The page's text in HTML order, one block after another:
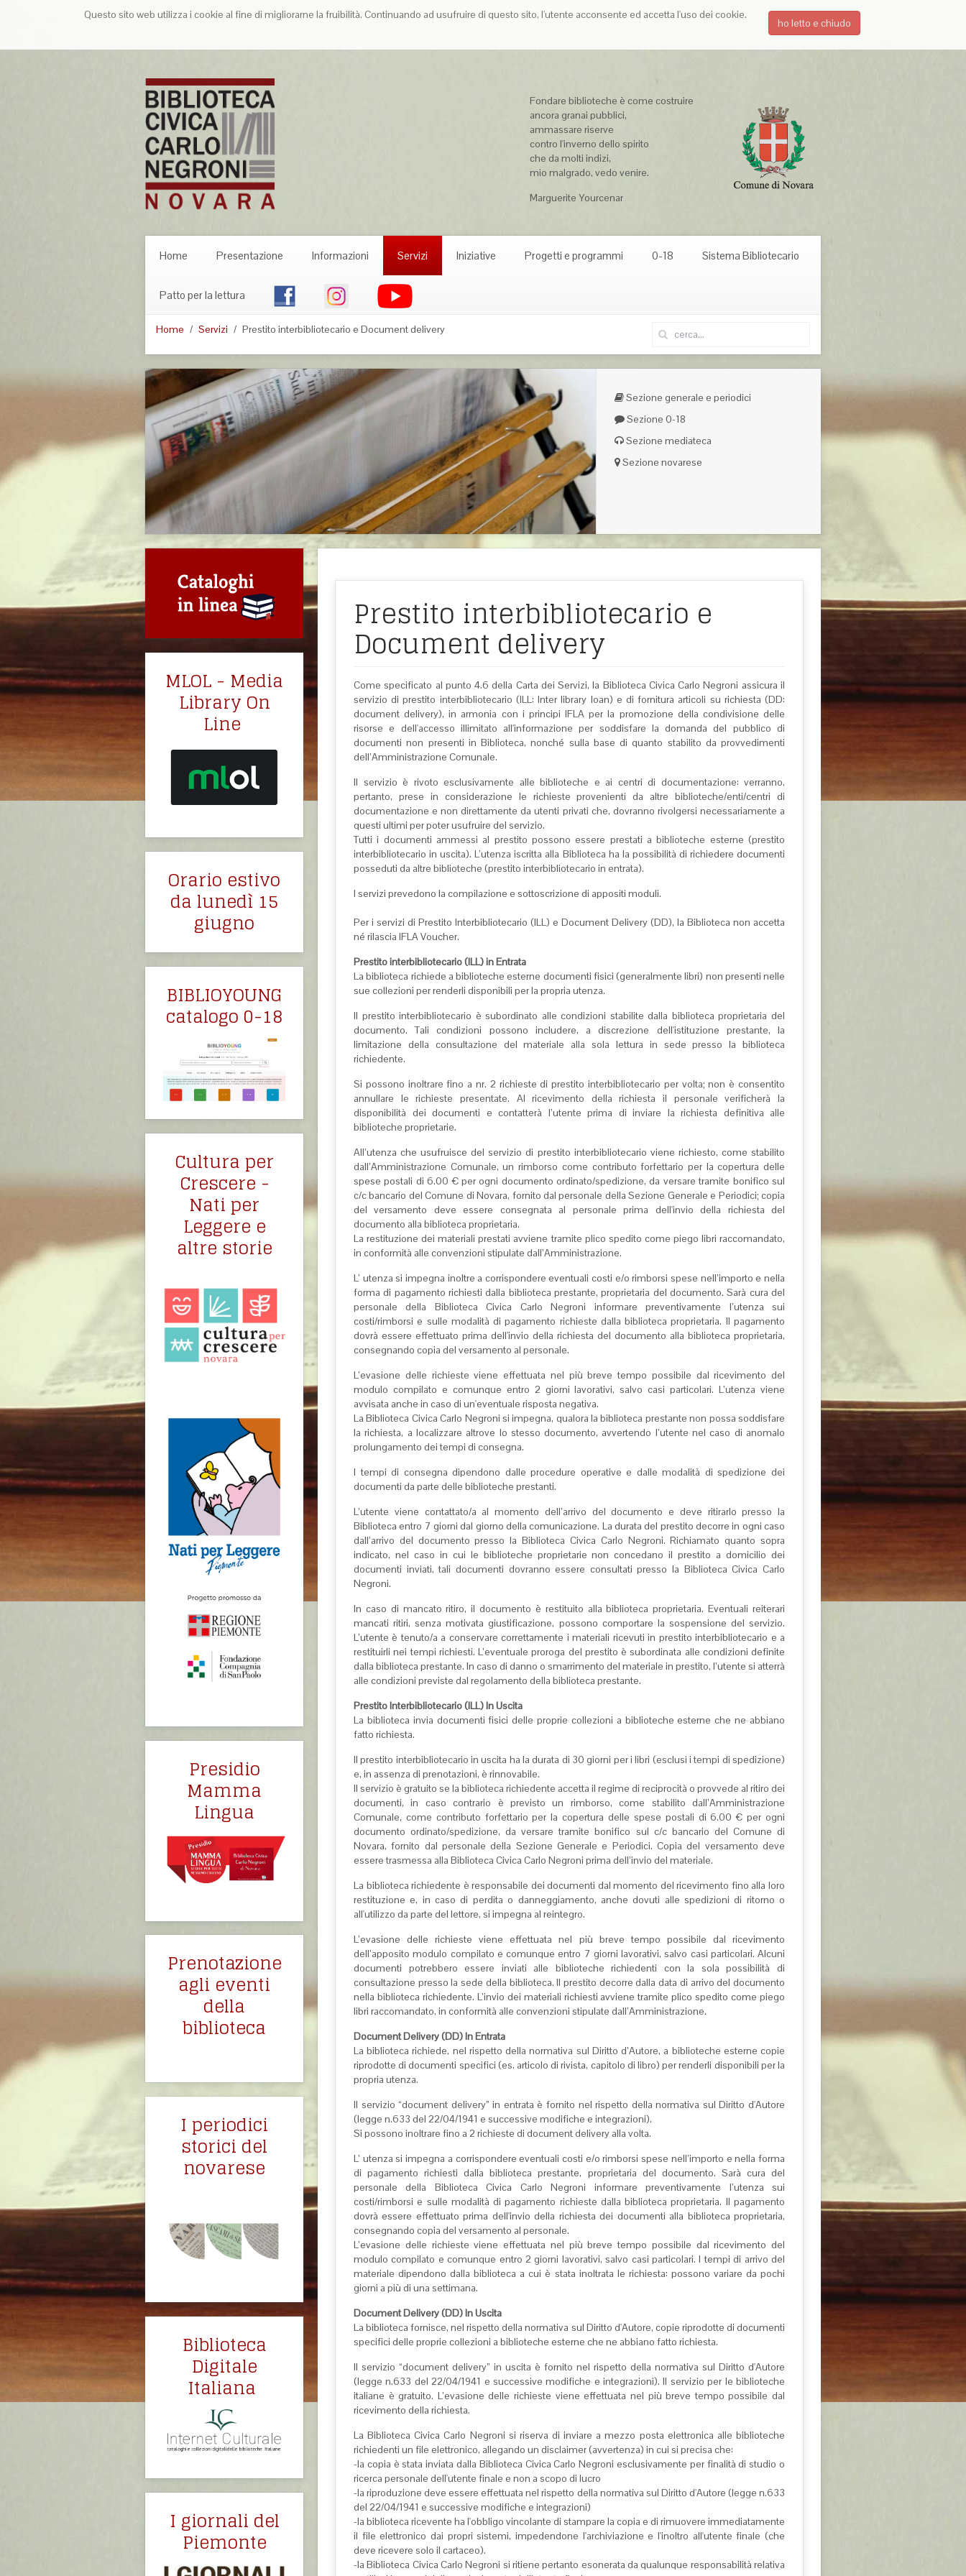
Questo sito web utilizza i cookie al fine di migliorarne la fruibilità. Continuando ad usufruire di questo sito, l'utente acconsente ed accetta l'uso dei cookie.
ho letto e chiudo
Fondare biblioteche è come costruire
ancora granai pubblici,
ammassare riserve
contro l'inverno dello spirito
che da molti indizi,
mio malgrado, vedo venire.
Marguerite Yourcenar
Home Presentazione Informazioni Servizi Iniziative Progetti e programmi 0-18 Sistema Bibliotecario
Patto per la lettura
Home Servizi Prestito interbibliotecario e Document delivery
Sezione generale e periodici
Sezione 0-18
Sezione mediateca
Sezione novarese
Prestito interbibliotecario e
Document delivery
Come specificato al punto 4.6 della Carta dei Servizi, la Biblioteca Civica Carlo Negroni assicura il
servizio di prestito interbibliotecario (ILL: Inter library loan) e di fornitura articoli su richiesta (DD:
document delivery), in armonia con i principi IFLA per la promozione della condivisione delle
risorse e dell'accesso illimitato all'informazione per soddisfare la domanda del pubblico di
documenti non presenti in Biblioteca, nonché sulla base di quanto stabilito da provvedimenti
dell’Amministrazione Comunale.
Il servizio è rivoto esclusivamente alle biblioteche e ai centri di documentazione: verranno,
pertanto, prese in considerazione le richieste provenienti da altre biblioteche/enti/centri di
documentazione e non direttamente da utenti privati che, dovranno rivolgersi necessariamente a
questi ultimi per poter usufruire del servizio.
Tutti i documenti ammessi al prestito possono essere prestati a biblioteche esterne (prestito
interbibliotecario in uscita). L’utenza iscritta alla Biblioteca ha la possibilità di richiedere documenti
posseduti da altre biblioteche (prestito interbibliotecario in entrata).
I servizi prevedono la compilazione e sottoscrizione di appositi moduli.
Per i servizi di Prestito Interbibliotecario (ILL) e Document Delivery (DD), la Biblioteca non accetta
né rilascia IFLA Voucher.
Prestito interbibliotecario (ILL) in Entrata
La biblioteca richiede a biblioteche esterne documenti fisici (generalmente libri) non presenti nelle
sue collezioni per renderli disponibili per la propria utenza.
Il prestito interbibliotecario è subordinato alle condizioni stabilite dalla biblioteca proprietaria del
documento. Tali condizioni possono includere, a discrezione dell'istituzione prestante, la
limitazione della consultazione del materiale alla sola lettura in sede presso la biblioteca
richiedente.
Si possono inoltrare fino a nr. 2 richieste di prestito interbibliotecario per volta; non è consentito
annullare le richieste presentate. Al ricevimento della richiesta il personale verificherà la
disponibilità dei documenti e contatterà l’utente prima di inviare la richiesta definitiva alle
biblioteche proprietarie.
All’utenza che usufruisce del servizio di prestito interbibliotecario viene richiesto, come stabilito
dall’Amministrazione Comunale, un rimborso come contributo forfettario per la copertura delle
spese postali di 6.00 € per ogni documento ordinato/spedizione, da versare tramite bonifico sul
c/c bancario del Comune di Novara, fornito dal personale della Sezione Generale e Periodici; copia
del versamento deve essere consegnata al personale prima dell'invio della richiesta del
documento alla biblioteca proprietaria.
La restituzione dei materiali prestati avviene tramite plico spedito come piego libri raccomandato,
in conformità alle convenzioni stipulate dall’Amministrazione.
L’ utenza si impegna inoltre a corrispondere eventuali costi e/o rimborsi spese nell’importo e nella
forma di pagamento richiesti dalla biblioteca prestante, proprietaria del documento. Sarà cura del
personale della Biblioteca Civica Carlo Negroni informare preventivamente l’utenza sui
costi/rimborsi e sulle modalità di pagamento richieste dalla biblioteca proprietaria. Il pagamento
dovrà essere effettuato prima dell'invio della richiesta del documento alla biblioteca proprietaria,
consegnando copia del versamento al personale.
L’evasione delle richieste viene effettuata nel più breve tempo possibile dal ricevimento del
modulo compilato e comunque entro 2 giorni lavorativi, salvo casi particolari. L’utenza viene
avvisata anche in caso di un'eventuale risposta negativa.
La Biblioteca Civica Carlo Negroni si impegna, qualora la biblioteca prestante non possa soddisfare
la richiesta, a localizzare altrove lo stesso documento, avvertendo l’utente nel caso di anomalo
prolungamento dei tempi di consegna.
I tempi di consegna dipendono dalle procedure operative e dalle modalità di spedizione dei
documenti da parte delle biblioteche prestanti.
L’utente viene contattato/a al momento dell’arrivo del documento e deve ritirarlo presso la
Biblioteca entro 7 giorni dal giorno della comunicazione. La durata del prestito decorre in ogni caso
dall’arrivo del documento presso la Biblioteca Civica Carlo Negroni. Richiamato quanto sopra
indicato, nel caso in cui le biblioteche proprietarie non concedano il prestito a domicilio dei
documenti inviati, tali documenti dovranno essere consultati presso la Biblioteca Civica Carlo
Negroni.
In caso di mancato ritiro, il documento è restituito alla biblioteca proprietaria. Eventuali reiterari
mancati ritiri, senza motivata giustificazione, possono comportare la sospensione del servizio.
L’utente è tenuto/a a conservare correttamente i materiali ricevuti in prestito interbibliotecario e a
restituirli nei tempi richiesti. L’eventuale proroga del prestito è subordinata alle condizioni definite
dalla biblioteca prestante. In caso di danno o smarrimento del materiale in prestito, l’utente si atterrà
alle condizioni previste dal regolamento della biblioteca prestante.
Prestito Interbibliotecario (ILL) In Uscita
La biblioteca invia documenti fisici delle proprie collezioni a biblioteche esterne che ne abbiano
fatto richiesta.
Il prestito interbibliotecario in uscita ha la durata di 30 giorni per i libri (esclusi i tempi di spedizione)
e, in assenza di prenotazioni, è rinnovabile.
Il servizio è gratuito se la biblioteca richiedente accetta il regime di reciprocità o provvede al ritiro dei
documenti, in caso contrario è previsto un rimborso, come stabilito dall’Amministrazione
Comunale, come contributo forfettario per la copertura delle spese postali di 6.00 € per ogni
documento ordinato/spedizione, da versare tramite bonifico sul c/c bancario del Comune di
Novara, fornito dal personale della Sezione Generale e Periodici. Copia del versamento deve
essere trasmessa alla Biblioteca Civica Carlo Negroni prima dell’invio del materiale.
La biblioteca richiedente è responsabile dei documenti dal momento del ricevimento fino alla loro
restituzione e, in caso di perdita o danneggiamento, anche dovuti alle spedizioni di ritorno o
all'utilizzo da parte del lettore, si impegna al reintegro.
L’evasione delle richieste viene effettuata nel più breve tempo possibile dal ricevimento
dell’apposito modulo compilato e comunque entro 7 giorni lavorativi, salvo casi particolari. Alcuni
documenti potrebbero essere inviati alle biblioteche richiedenti con la sola possibilità di
consultazione presso la sede della biblioteca. Il prestito decorre dalla data di arrivo del documento
nella biblioteca richiedente. L’invio dei materiali richiesti avviene tramite plico spedito come piego
libri raccomandato, in conformità alle convenzioni stipulate dall’Amministrazione.
Document Delivery (DD) In Entrata
La biblioteca richiede, nel rispetto della normativa sul Diritto d’Autore, a biblioteche esterne copie
riprodotte di documenti specifici (es. articolo di rivista, capitolo di libro) per renderli disponibili per la
propria utenza.
Il servizio “document delivery” in entrata è fornito nel rispetto della normativa sul Diritto d'Autore
(legge n.633 del 22/04/1941 e successive modifiche e integrazioni).
Si possono inoltrare fino a 2 richieste di document delivery alla volta.
L’ utenza si impegna a corrispondere eventuali costi e/o rimborsi spese nell’importo e nella forma
di pagamento richiesti dalla biblioteca prestante, proprietaria del documento. Sarà cura del
personale della Biblioteca Civica Carlo Negroni informare preventivamente l’utenza sui
costi/rimborsi e sulle modalità di pagamento richieste dalla biblioteca proprietaria. Il pagamento
dovrà essere effettuato prima dell'invio della richiesta dei documenti alla biblioteca proprietaria,
consegnando copia del versamento al personale.
L’evasione delle richieste viene effettuata nel più breve tempo possibile dal ricevimento del
modulo compilato e comunque entro 2 giorni lavorativi, salvo casi particolari. I tempi di arrivo del
materiale dipendono dalla biblioteca a cui è stata inoltrata le richiesta: possono variare da pochi
giorni a più di una settimana.
Document Delivery (DD) In Uscita
La biblioteca fornisce, nel rispetto della normativa sul Diritto d'Autore, copie riprodotte di documenti
specifici delle proprie collezioni a biblioteche esterne che ne abbiano fatto richiesta.
Il servizio “document delivery” in uscita è fornito nel rispetto della normativa sul Diritto d'Autore
(legge n.633 del 22/04/1941 e successive modifiche e integrazioni). Il servizio per le biblioteche
italiane è gratuito. L’evasione delle richieste viene effettuata nel più breve tempo possibile dal
ricevimento della richiesta.
La Biblioteca Civica Carlo Negroni si riserva di inviare a mezzo posta elettronica alle biblioteche
richiedenti un file elettronico, allegando un disclaimer (avvertenza) in cui si precisa che:
-la copia è stata inviata dalla Biblioteca Civica Carlo Negroni esclusivamente per finalità di studio o
ricerca personale dell'utente finale e non a scopo di lucro
-la riproduzione deve essere effettuata nel rispetto della normativa sul Diritto d'Autore (legge n.633
del 22/04/1941 e successive modifiche e integrazioni)
-la biblioteca ricevente ha l'obbligo vincolante di stampare la copia e di rimuovere immediatamente
il file elettronico dai propri sistemi, impedendone l'archiviazione e l'inoltro all'utente finale (che
deve ricevere solo il cartaceo).
-la Biblioteca Civica Carlo Negroni si ritiene pertanto esonerata da qualunque responsabilità relativa
MLOL - Media
Library On
Line
Orario estivo
da lunedì 15
giugno
BIBLIOYOUNG
catalogo 0-18
Cultura per
Crescere -
Nati per
Leggere e
altre storie
Presidio
Mamma
Lingua
Prenotazione
agli eventi
della
biblioteca
I periodici
storici del
novarese
Biblioteca
Digitale
Italiana
I giornali del
Piemonte